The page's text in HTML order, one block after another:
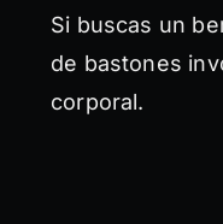
Si buscas un
de bastones
corporal.